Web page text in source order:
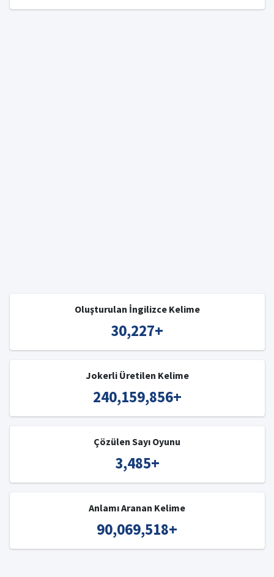
Oluşturulan İngilizce Kelime
30,227+
Jokerli Üretilen Kelime
240,159,856+
Çözülen Sayı Oyunu
3,485+
Anlamı Aranan Kelime
90,069,518+